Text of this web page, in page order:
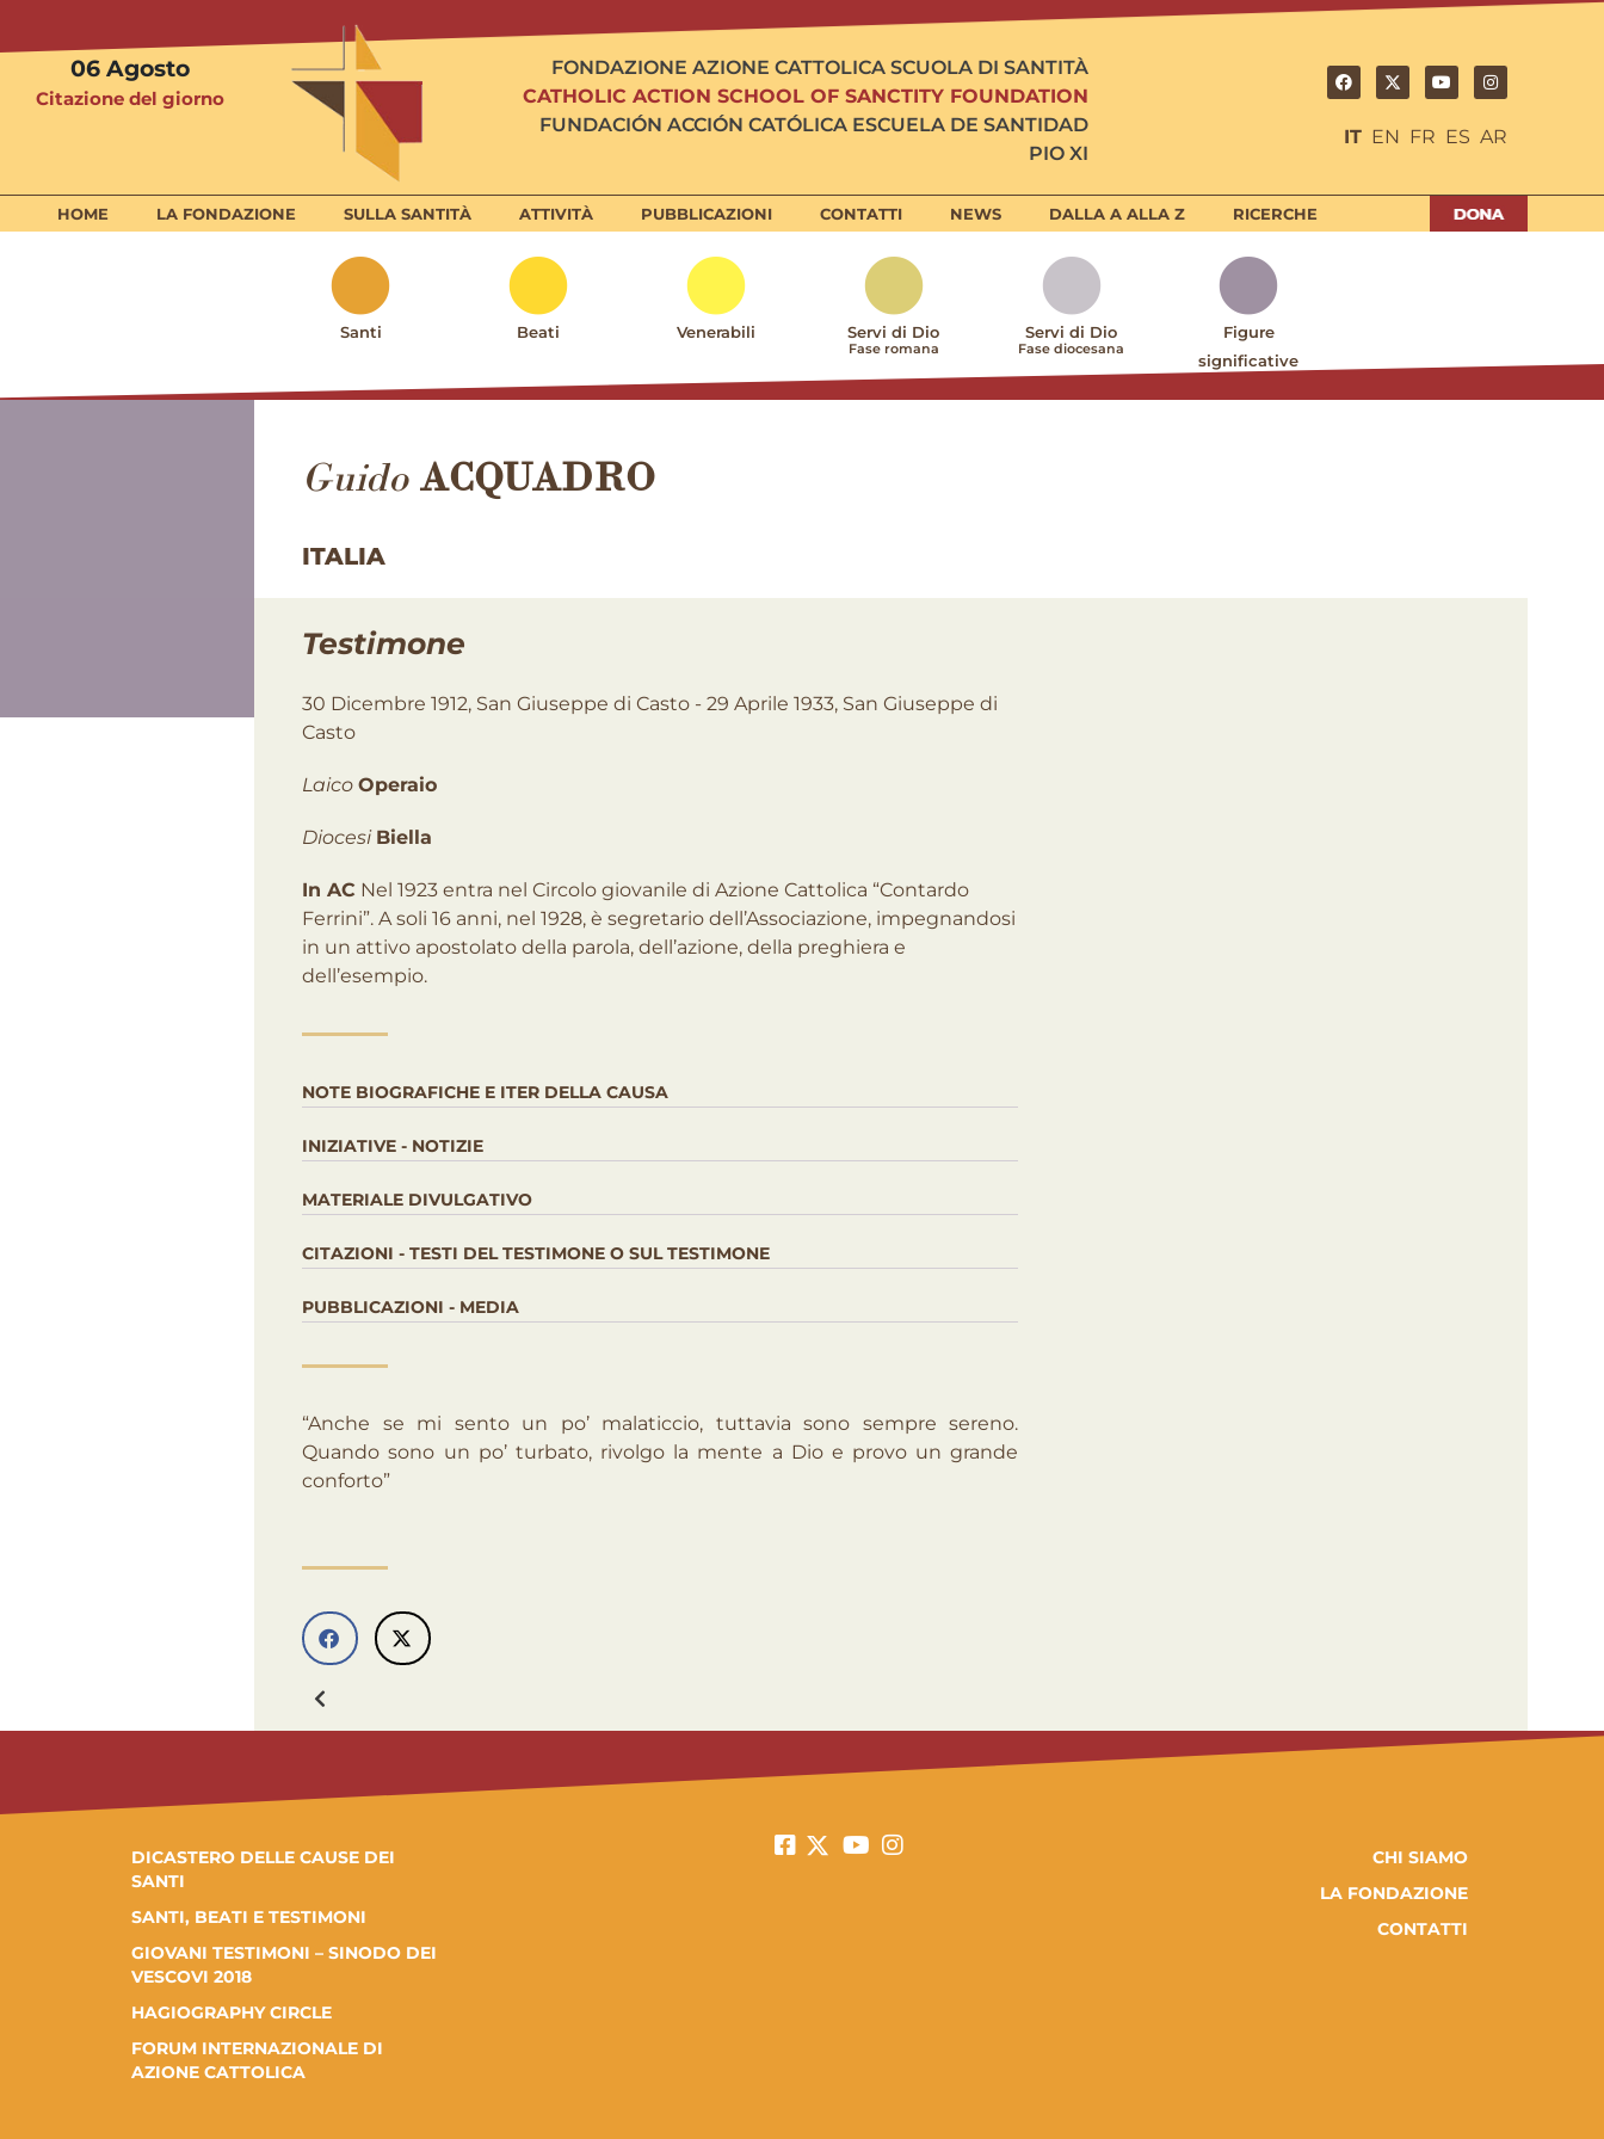
06 Agosto
Citazione del giorno
FONDAZIONE AZIONE CATTOLICA SCUOLA DI SANTITÀ
CATHOLIC ACTION SCHOOL OF SANCTITY FOUNDATION
FUNDACIÓN ACCIÓN CATÓLICA ESCUELA DE SANTIDAD
PIO XI
IT EN FR ES AR
HOME LA FONDAZIONE SULLA SANTITÀ ATTIVITÀ PUBBLICAZIONI CONTATTI NEWS DALLA A ALLA Z RICERCHE
Santi Beati Venerabili Servi di Dio
Fase romana
Servi di Dio
Fase diocesana
Figure
significative
Guido ACQUADRO
ITALIA
Testimone
30 Dicembre 1912, San Giuseppe di Casto - 29 Aprile 1933, San Giuseppe di
Casto
Laico Operaio
Diocesi Biella
In AC Nel 1923 entra nel Circolo giovanile di Azione Cattolica “Contardo
Ferrini”. A soli 16 anni, nel 1928, è segretario dell’Associazione, impegnandosi
in un attivo apostolato della parola, dell’azione, della preghiera e
dell’esempio.
NOTE BIOGRAFICHE E ITER DELLA CAUSA
INIZIATIVE - NOTIZIE
MATERIALE DIVULGATIVO
CITAZIONI - TESTI DEL TESTIMONE O SUL TESTIMONE
PUBBLICAZIONI - MEDIA
“Anche se mi sento un po’ malaticcio, tuttavia sono sempre sereno.
Quando sono un po’ turbato, rivolgo la mente a Dio e provo un grande
conforto”
DICASTERO DELLE CAUSE DEI
SANTI
SANTI, BEATI E TESTIMONI
GIOVANI TESTIMONI – SINODO DEI
VESCOVI 2018
HAGIOGRAPHY CIRCLE
FORUM INTERNAZIONALE DI
AZIONE CATTOLICA
CHI SIAMO
LA FONDAZIONE
CONTATTI